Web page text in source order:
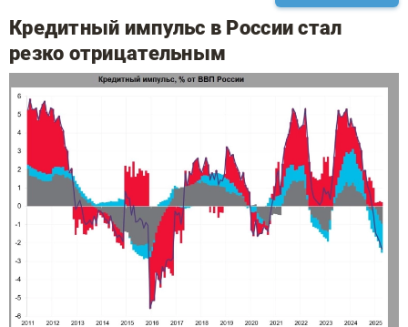
Кредитный импульс в России стал
резко отрицательным